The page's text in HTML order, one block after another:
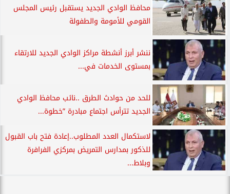
محافظ الوادي الجديد يستقبل رئيس المجلس
القومي للأمومة والطفولة
ننشر أبرز أنشطة مراكز الوادي الجديد للارتقاء
بمستوى الخدمات في...
للحد من حوادث الطرق ..نائب محافظ الوادي
الجديد تترأس اجتماع مبادرة ”خطوة...
لاستكمال العدد المطلوب..إعادة فتح باب القبول
للذكور بمدارس التمريض بمركزي الفرافرة
وبلاط...